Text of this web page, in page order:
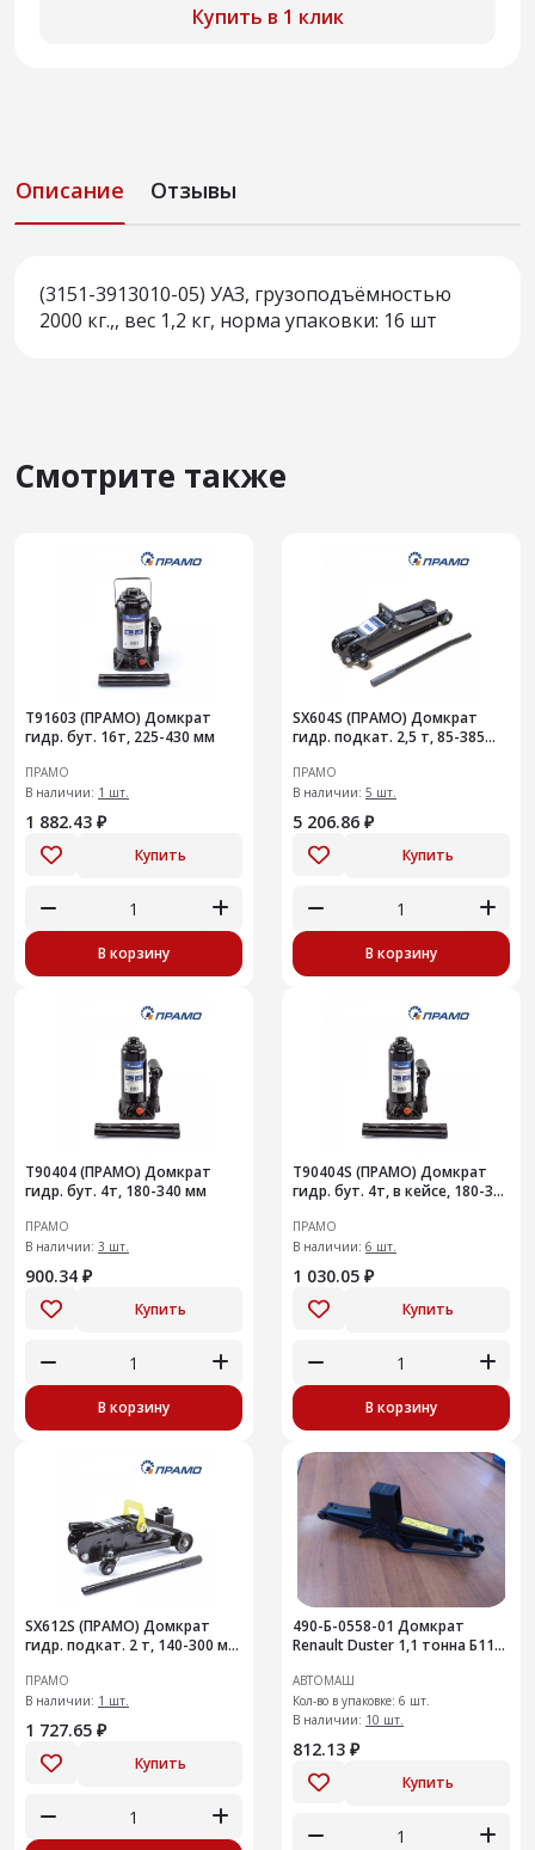
Купить в 1 клик
Описание Отзывы
(3151-3913010-05) УАЗ, грузоподъёмностью
2000 кг.,, вес 1,2 кг, норма упаковки: 16 шт
Смотрите также
T91603 (ПРАМО) Домкрат
гидр. бут. 16т, 225-430 мм
ПРАМО
В наличии: 1 шт.
1 882.43 ₽
Купить
В корзину
SX604S (ПРАМО) Домкрат
гидр. подкат. 2,5 т, 85-385
ПРАМО
В наличии: 5 шт.
5 206.86 ₽
Купить
В корзину
T90404 (ПРАМО) Домкрат
гидр. бут. 4т, 180-340 мм
ПРАМО
В наличии: 3 шт.
900.34 ₽
Купить
В корзину
T90404S (ПРАМО) Домкрат
гидр. бут. 4т, в кейсе, 180-340
ПРАМО
В наличии: 6 шт.
1 030.05 ₽
Купить
В корзину
SX612S (ПРАМО) Домкрат
гидр. подкат. 2 т, 140-300 мм,
ПРАМО
В наличии: 1 шт.
1 727.65 ₽
Купить
490-Б-0558-01 Домкрат
Renault Duster 1,1 тонна Б11-
АВТОМАШ
Кол-во в упаковке: 6 шт.
В наличии: 10 шт.
812.13 ₽
Купить